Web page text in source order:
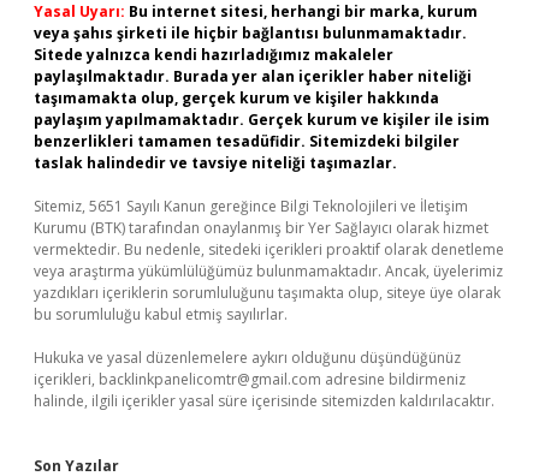
Yasal Uyarı: Bu internet sitesi, herhangi bir marka, kurum
veya şahıs şirketi ile hiçbir bağlantısı bulunmamaktadır.
Sitede yalnızca kendi hazırladığımız makaleler
paylaşılmaktadır. Burada yer alan içerikler haber niteliği
taşımamakta olup, gerçek kurum ve kişiler hakkında
paylaşım yapılmamaktadır. Gerçek kurum ve kişiler ile isim
benzerlikleri tamamen tesadüfidir. Sitemizdeki bilgiler
taslak halindedir ve tavsiye niteliği taşımazlar.
Sitemiz, 5651 Sayılı Kanun gereğince Bilgi Teknolojileri ve İletişim
Kurumu (BTK) tarafından onaylanmış bir Yer Sağlayıcı olarak hizmet
vermektedir. Bu nedenle, sitedeki içerikleri proaktif olarak denetleme
veya araştırma yükümlülüğümüz bulunmamaktadır. Ancak, üyelerimiz
yazdıkları içeriklerin sorumluluğunu taşımakta olup, siteye üye olarak
bu sorumluluğu kabul etmiş sayılırlar.
Hukuka ve yasal düzenlemelere aykırı olduğunu düşündüğünüz
içerikleri, backlinkpanelicomtr@gmail.com adresine bildirmeniz
halinde, ilgili içerikler yasal süre içerisinde sitemizden kaldırılacaktır.
Son Yazılar